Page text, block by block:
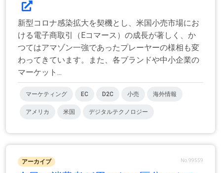
新型コロナ感染拡大を契機とし、米国小売市場にお
ける電子商取引（Eコマース）の成長が著しく、か
つてはアマゾン一強であったプレーヤーの様相も変
わってきています。また、各ブランドや中小企業の
マーケット...
マーケティング EC D2C 小売 海外情報
アメリカ 米国 デジタルテクノロジー
アーカイブ No.99559